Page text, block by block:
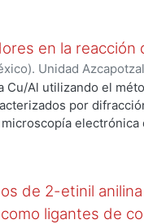
específica (mayor a
del sitio
II, se evaluó en
1,3-dipolar de
catalizada por Cobre
en la reacción
Unidad
Moreno, Edgar
Enrique;González
Leticia
Cu/Al utilizando el
por
electrónica
1,2,3-triazol.
de 2-etinil
ligantes de